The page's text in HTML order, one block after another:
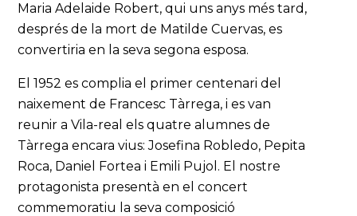
Maria Adelaide Robert, qui uns anys més tard,
després de la mort de Matilde Cuervas, es
convertiria en la seva segona esposa.
El 1952 es complia el primer centenari del
naixement de Francesc Tàrrega, i es van
reunir a Vila-real els quatre alumnes de
Tàrrega encara vius: Josefina Robledo, Pepita
Roca, Daniel Fortea i Emili Pujol. El nostre
protagonista presentà en el concert
commemoratiu la seva composició